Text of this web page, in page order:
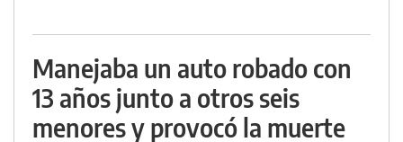
Manejaba un auto robado con
13 años junto a otros seis
menores y provocó la muerte